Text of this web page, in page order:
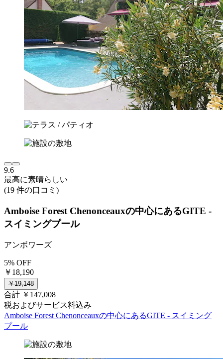
9.6
最高に素晴らしい
(19 件の口コミ)
Amboise Forest Chenonceauxの中心にあるGITE -
スイミングプール
アンボワーズ
5% OFF
￥18,190
￥19,148
合計 ￥147,008
税およびサービス料込み
Amboise Forest Chenonceauxの中心にあるGITE - スイミング
プール